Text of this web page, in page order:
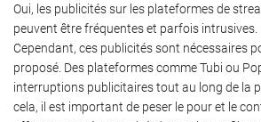
Oui, les publicités sur les plateformes de
peuvent être fréquentes et parfois intrusives.
Cependant, ces publicités sont nécessaires
proposé. Des plateformes comme Tubi ou
interruptions publicitaires tout au long de la
cela, il est important de peser le pour et le